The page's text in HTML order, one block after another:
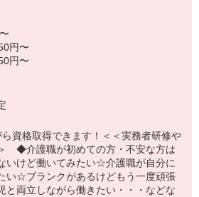
円〜
円〜
資格取得できます！＜＜実務者研修や
◆介護職が初めての方・不安な方は
いけど働いてみたい☆介護職が自分に
い☆ブランクがあるけどもう一度頑張
と両立しながら働きたい・・・などな